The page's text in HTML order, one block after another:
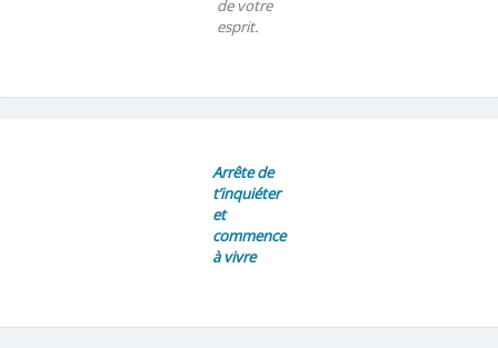
de votre
esprit.
Arrête de
t’inquiéter
et
commence
à vivre